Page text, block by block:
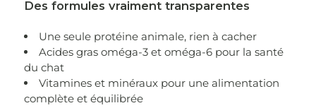
Des formules vraiment transparentes
Une seule protéine animale, rien à cacher
Acides gras oméga-3 et oméga-6 pour la santé
du chat
Vitamines et minéraux pour une alimentation
complète et équilibrée